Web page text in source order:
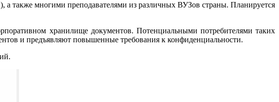
также многими преподавателями из различных ВУЗов страны. Планируется
хранилище документов. Потенциальными потребителями таких
и предъявляют повышенные требования к конфиденциальности.